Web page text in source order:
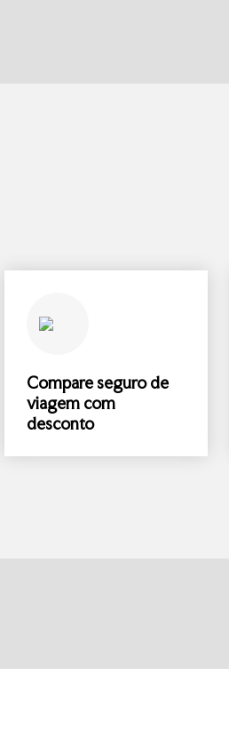
Compareseguro de
viagemcom
desconto